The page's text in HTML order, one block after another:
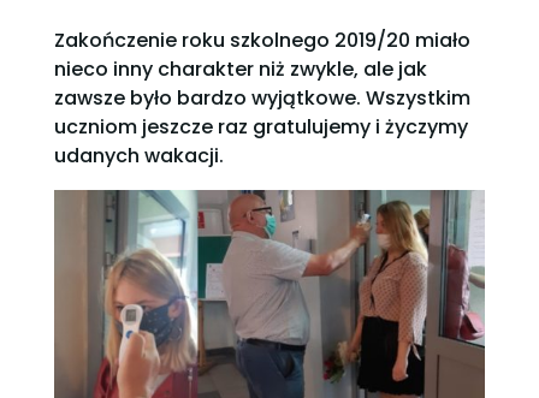
Zakończenie roku szkolnego 2019/20 miało
nieco inny charakter niż zwykle, ale jak
zawsze było bardzo wyjątkowe. Wszystkim
uczniom jeszcze raz gratulujemy i życzymy
udanych wakacji.